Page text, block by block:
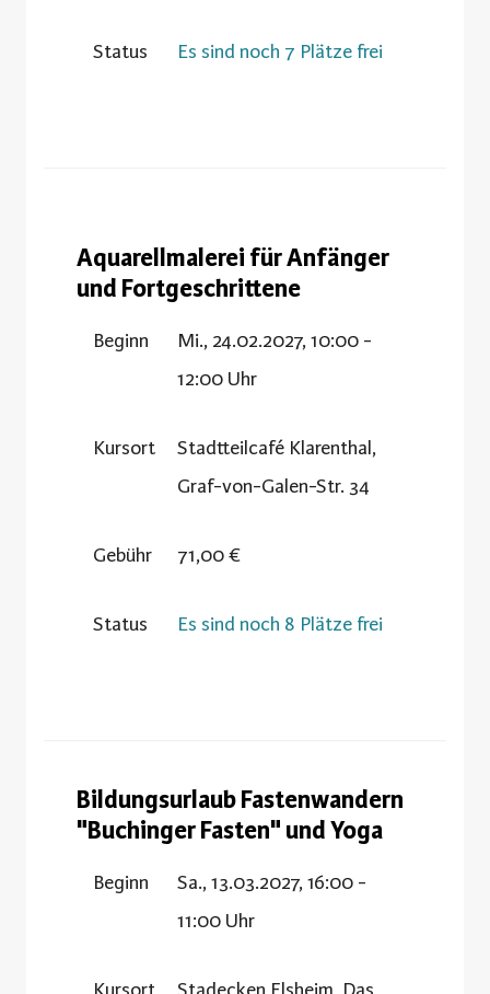
Status Es sind noch 7 Plätze frei
Aquarellmalerei für Anfänger
und Fortgeschrittene
Beginn
Mi., 24.02.2027, 10:00 -
12:00 Uhr
Kursort
Stadtteilcafé Klarenthal,
Graf-von-Galen-Str. 34
Gebühr 71,00 €
Status Es sind noch 8 Plätze frei
Bildungsurlaub Fastenwandern
"Buchinger Fasten" und Yoga
Beginn
Sa., 13.03.2027, 16:00 -
11:00 Uhr